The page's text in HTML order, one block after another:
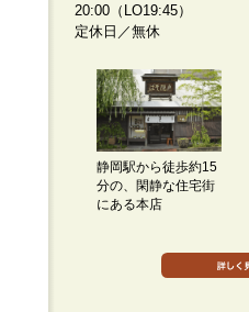
20:00（LO19:45）
定休日／無休
静岡駅から徒歩約15
分の、閑静な住宅街
にある本店